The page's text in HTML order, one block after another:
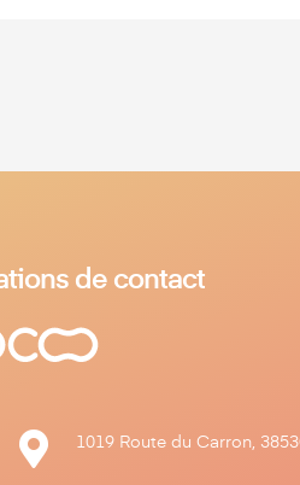
de contact
 1019 Route du Carron,